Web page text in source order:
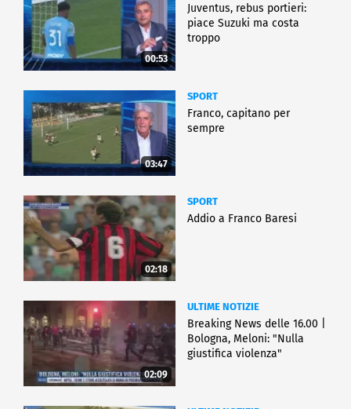
00:53
Juventus, rebus portieri:
piace Suzuki ma costa
troppo
03:47
SPORT
Franco, capitano per
sempre
02:18
SPORT
Addio a Franco Baresi
02:09
ULTIME NOTIZIE
Breaking News delle 16.00 |
Bologna, Meloni: "Nulla
giustifica violenza"